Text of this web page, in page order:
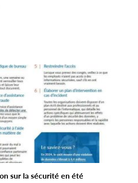
sur la sécurité en été